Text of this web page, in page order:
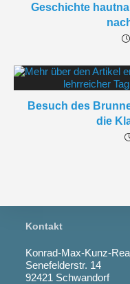
Geschichte
Besuch des
die
Kontakt
Konrad-Max-Kunz-
Senefelderstr. 14
92421 Schwandorf